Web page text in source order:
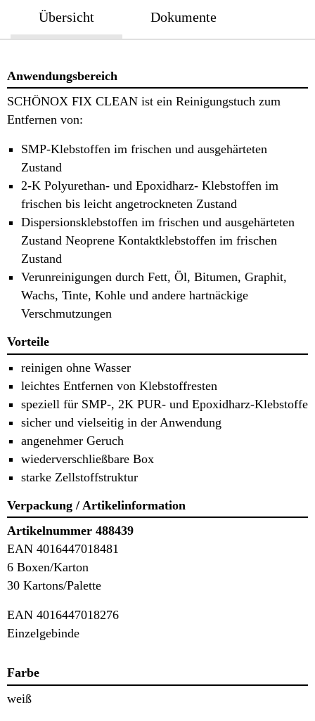
Übersicht Dokumente
Anwendungsbereich
SCHÖNOX FIX CLEAN ist ein Reinigungstuch zum
Entfernen von:
SMP-Klebstoffen im frischen und ausgehärteten
Zustand
2-K Polyurethan- und Epoxidharz- Klebstoffen im
frischen bis leicht angetrockneten Zustand
Dispersionsklebstoffen im frischen und ausgehärteten
Zustand Neoprene Kontaktklebstoffen im frischen
Zustand
Verunreinigungen durch Fett, Öl, Bitumen, Graphit,
Wachs, Tinte, Kohle und andere hartnäckige
Verschmutzungen
Vorteile
reinigen ohne Wasser
leichtes Entfernen von Klebstoffresten
speziell für SMP-, 2K PUR- und Epoxidharz-Klebstoffe
sicher und vielseitig in der Anwendung
angenehmer Geruch
wiederverschließbare Box
starke Zellstoffstruktur
Verpackung / Artikelinformation
Artikelnummer 488439
EAN 4016447018481
6 Boxen/Karton
30 Kartons/Palette
EAN 4016447018276
Einzelgebinde
Farbe
weiß